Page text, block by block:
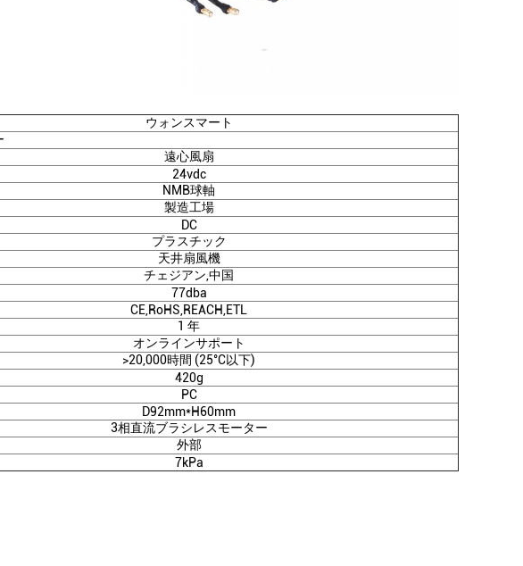
ウォンスマート
遠心風扇
24vdc
NMB球軸
製造工場
DC
プラスチック
天井扇風機
チェジアン,中国
77dba
CE,RoHS,REACH,ETL
1 年
オンラインサポート
>20,000時間 (25°C以下)
420g
PC
D92mm*H60mm
3相直流ブラシレスモーター
外部
7kPa